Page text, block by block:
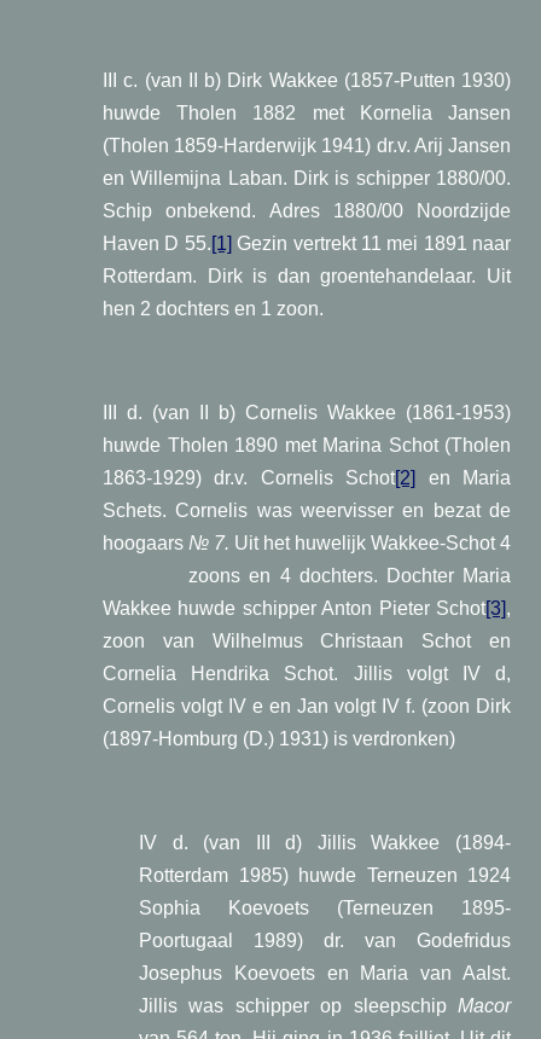
III c. (van II b) Dirk Wakkee (1857-Putten 1930)
huwde Tholen 1882 met Kornelia Jansen
(Tholen 1859-Harderwijk 1941) dr.v. Arij Jansen
en Willemijna Laban. Dirk is schipper 1880/00.
Schip onbekend. Adres 1880/00 Noordzijde
Haven D 55.[1] Gezin vertrekt 11 mei 1891 naar
Rotterdam. Dirk is dan groentehandelaar. Uit
hen 2 dochters en 1 zoon.
III d. (van II b) Cornelis Wakkee (1861-1953)
huwde Tholen 1890 met Marina Schot (Tholen
1863-1929) dr.v. Cornelis Schot[2]
en Maria
Schets. Cornelis was weervisser en bezat de
hoogaars № 7. Uit het huwelijk Wakkee-Schot 4
zoons en 4 dochters. Dochter Maria
Wakkee huwde schipper Anton Pieter Schot[3],
zoon van Wilhelmus Christaan Schot en
Cornelia Hendrika Schot. Jillis volgt IV d,
Cornelis volgt IV e en Jan volgt IV f. (zoon Dirk
(1897-Homburg (D.) 1931) is verdronken)
IV d. (van III d) Jillis Wakkee (1894-
Rotterdam 1985) huwde Terneuzen 1924
Sophia Koevoets (Terneuzen 1895-
Poortugaal 1989) dr. van Godefridus
Josephus Koevoets en Maria van Aalst.
Jillis was schipper op sleepschip Macor